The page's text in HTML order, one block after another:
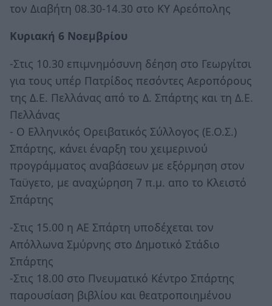
τον Διαβήτη 08.30-14.30 στο ΚΥ Αρεόπολης
Κυριακή 6 Νοεμβρίου
-Στις 10.30 επιμνημόσυνη δέηση στο Γεωργίτσι
για τους υπέρ Πατρίδος πεσόντες Αεροπόρους
της Δ.Ε. Πελλάνας από το Δ. Σπάρτης και τη Δ.Ε.
Πελλάνας
- Ο Ελληνικός Ορειβατικός Σύλλογος (Ε.Ο.Σ.)
Σπάρτης, κάνει έναρξη του χειμερινού
προγράμματος αναβάσεων με εξόρμηση στον
Ταϋγετο, με αναχώρηση 7 π.μ. απο το Κλειστό
Σπάρτης
-Στις 15.00 η ΑΕ Σπάρτη υποδέχεται τον
Απόλλωνα Σμύρνης στο Δημοτικό Στάδιο
Σπάρτης
-Στις 18.00 στο Πνευματικό Κέντρο Σπάρτης
παρουσίαση βιβλίου και θεατροποιημένου